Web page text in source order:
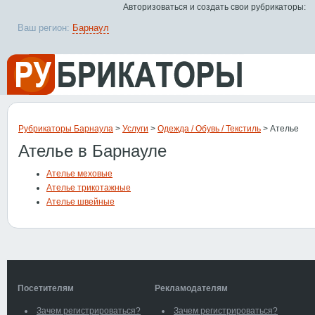
Рубрикаторы Барнаула > Услуги > Одежда / Обувь / Текстиль > Ателье
Ателье в Барнауле
Ателье меховые
Ателье трикотажные
Ателье швейные
Посетителям
Зачем регистрироваться?
Рекламодателям
Зачем регистрироваться?
Ваш регион: Барнаул
Авторизоваться и создать свои рубрикаторы: